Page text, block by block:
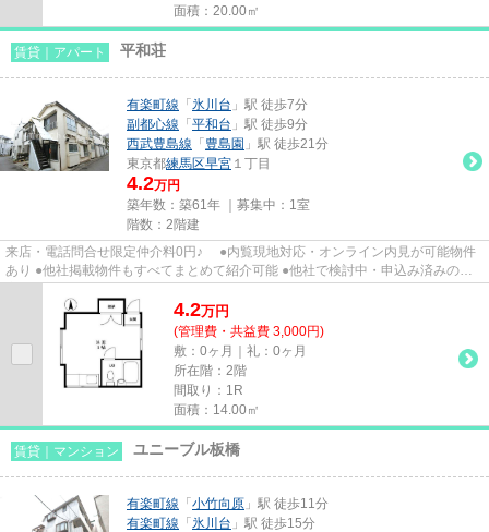
面積：20.00㎡
賃貸｜アパート 平和荘
有楽町線 「 氷川台 」駅 徒歩7分
副都心線 「 平和台 」駅 徒歩9分
西武豊島線 「 豊島園 」駅 徒歩21分
東京都練馬区早宮 １丁目
4.2万円
築年数：築61年 ｜募集中： 1室
階数：2階建
来店・電話問合せ限定仲介料0円♪ ●内覧現地対応・オンライン内見が可能物件
あり ●他社掲載物件もすべてまとめて紹介可能 ●他社で検討中・申込み済みのお
4.2万円
(管理費・共益費 3,000円)
敷：0ヶ月｜礼：0ヶ月
所在階：2階
間取り：1R
面積：14.00㎡
賃貸｜マンション ユニーブル板橋
有楽町線 「 小竹向原 」駅 徒歩11分
有楽町線 「 氷川台 」駅 徒歩15分